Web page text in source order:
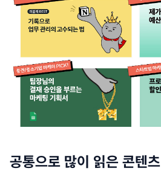
공통으로 많이 읽은 콘텐츠